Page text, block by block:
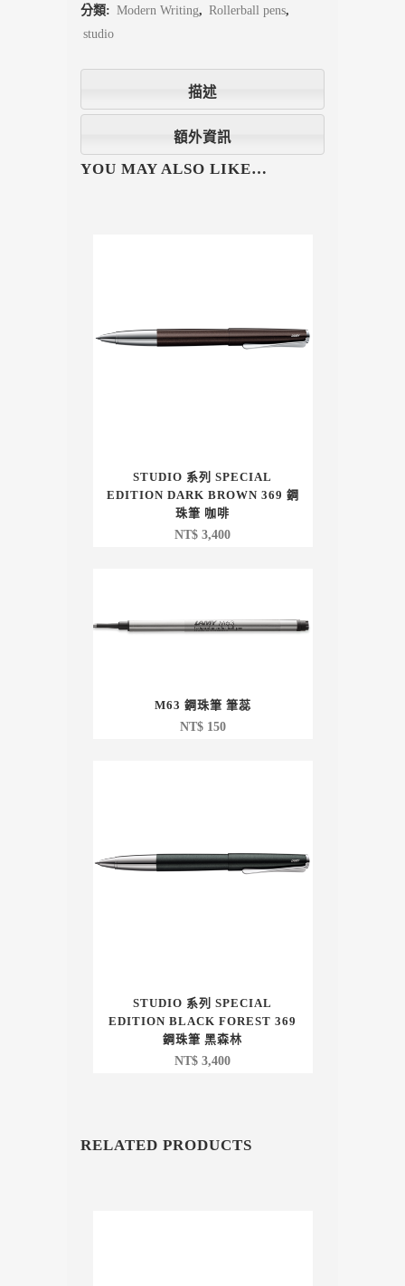
分類: Modern Writing, Rollerball pens,
studio
描述
額外資訊
YOU MAY ALSO LIKE…
STUDIO 系列 SPECIAL
EDITION DARK BROWN 369 鋼
珠筆 咖啡
NT$ 3,400
M63 鋼珠筆 筆蕊
NT$150
STUDIO 系列 SPECIAL
EDITION BLACK FOREST 369
鋼珠筆 黑森林
NT$ 3,400
RELATED PRODUCTS